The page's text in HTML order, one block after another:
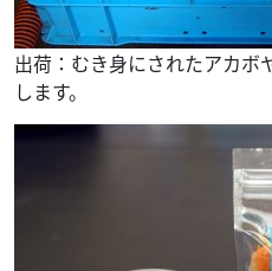
出荷：むき身にされたアカボ
します。